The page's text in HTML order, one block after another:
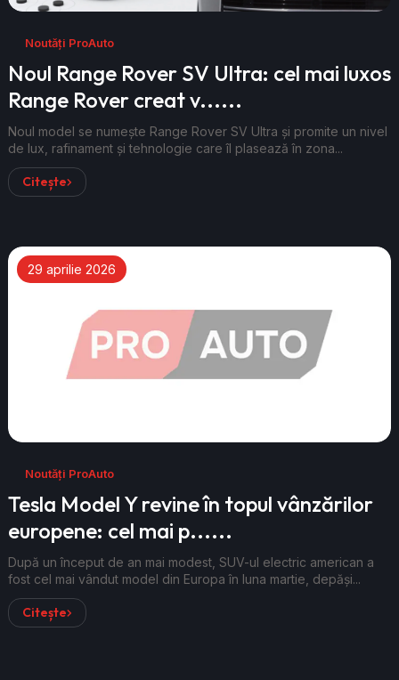
Noutăți ProAuto
Noul Range Rover SV Ultra: cel mai luxos
Range Rover creat v......
Noul model se numește Range Rover SV Ultra și promite un nivel
de lux, rafinament și tehnologie care îl plasează în zona...
Citește
29 aprilie 2026
Noutăți ProAuto
Tesla Model Y revine în topul vânzărilor
europene: cel mai p......
După un început de an mai modest, SUV-ul electric american a
fost cel mai vândut model din Europa în luna martie, depăși...
Citește